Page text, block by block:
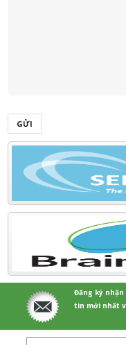
GỬI
Đăng ký
tin mới nhất